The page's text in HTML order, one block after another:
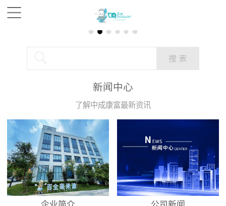
新闻中心
了解中成康富最新资讯